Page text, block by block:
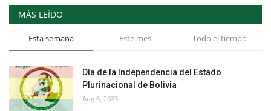
MÁS LEÍDO
Esta semana Este mes Todo el tiempo
Día de la Independencia del Estado
Plurinacional de Bolivia
Aug 6, 2023